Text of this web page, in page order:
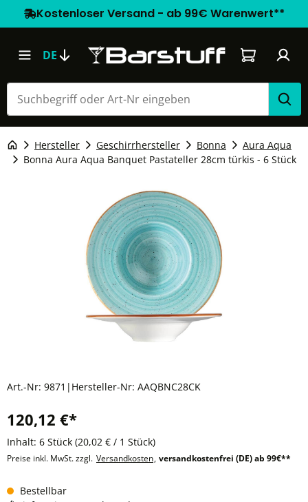
Kostenloser Versand - ab 99€ Warenwert**
DE Warenkorb
Hersteller Geschirrhersteller Bonna
Aura Aqua
Bonna Aura Aqua Banquet Pastateller 28cm türkis - 6 Stück
Art.-Nr: 9871 | Hersteller-Nr: AAQBNC28CK
120,12 €*
Inhalt: 6 Stück (20,02 € / 1 Stück)
Preise inkl. MwSt. zzgl. Versandkosten, versandkostenfrei (DE) ab 99€**
Bestellbar